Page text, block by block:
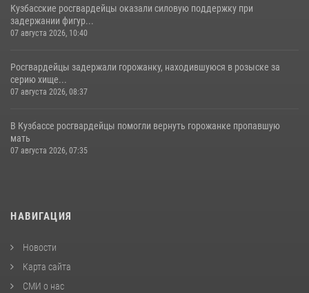
Кузбасские росгвардейцы оказали силовую поддержку при
задержании фигур...
07 августа 2026, 10:40
Росгвардейцы задержали горожанку, находившуюся в розыске за
серию хище...
07 августа 2026, 08:37
В Кузбассе росгвардейцы помогли вернуть горожанке пропавшую
мать
07 августа 2026, 07:35
НАВИГАЦИЯ
Новости
Карта сайта
СМИ о нас